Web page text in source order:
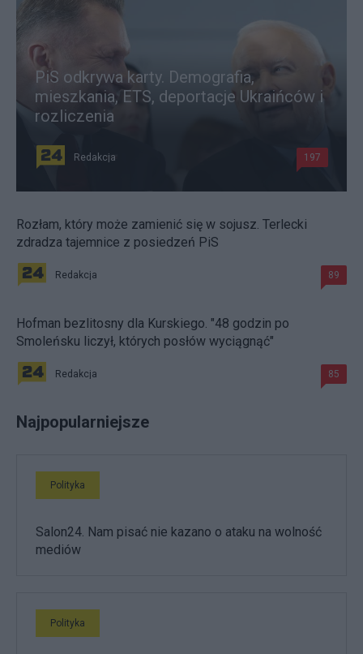
PiS odkrywa karty. Demografia,
mieszkania, ETS, deportacje Ukraińców i
rozliczenia
Redakcja 197
Rozłam, który może zamienić się w sojusz. Terlecki
zdradza tajemnice z posiedzeń PiS
Redakcja 89
Hofman bezlitosny dla Kurskiego. "48 godzin po
Smoleńsku liczył, których posłów wyciągnąć"
Redakcja 85
Najpopularniejsze
Polityka
Salon24. Nam pisać nie kazano o ataku na wolność
mediów
Polityka